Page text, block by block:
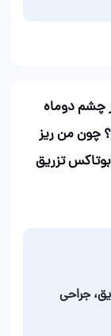
چشم دوماه
چون من ریز
تزریق
جراحی